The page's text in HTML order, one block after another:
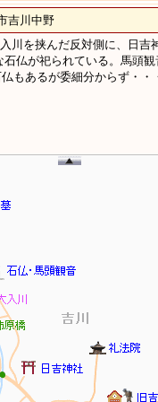
川中野
川を挟んだ反対側に、日
仏が祀られている。馬頭
もあるが委細分からず・・